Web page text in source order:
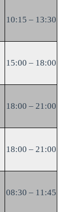
10:15 – 13:30
15:00 – 18:00
18:00 – 21:00
18:00 – 21:00
08:30 – 11:45